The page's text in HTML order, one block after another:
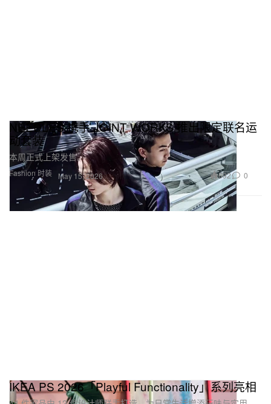
Fashion 时装
NEEDLES 携手 JOINT WORKS 推出限定联名运
动套装
本周正式上架发售。
May 15, 2026 692 0
IKEA PS 2026「Playful Functionality」系列亮相